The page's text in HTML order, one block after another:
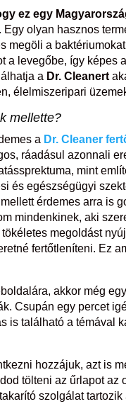
ez egy
olyan hasznos
megöli a
a levegőbe, így képes
a Dr. Cleanert
élelmiszeripari
mellette?
a Dr. Cleaner
ráadásul azonnali
mint
és egészségügyi
érdemes arra is
mindenkinek, aki
megoldást
fertőtleníteni. Ez
akkor még
Csupán egy percet
is található a témával
hozzájuk, azt is
tölteni az űrlapot
szolgálat